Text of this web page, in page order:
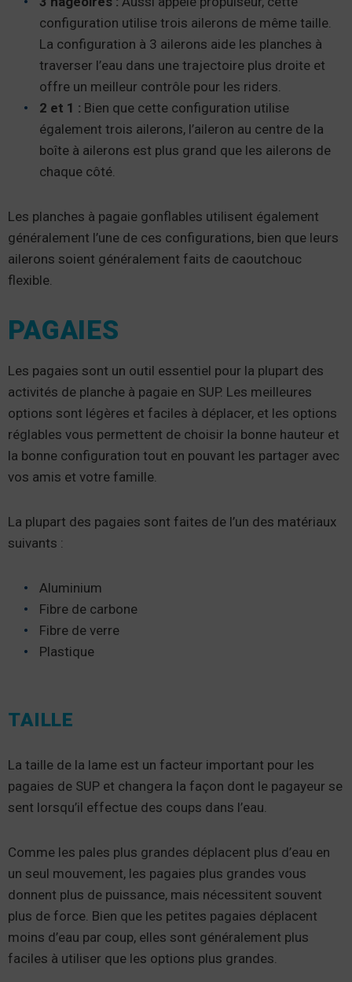
configuration utilise trois ailerons de même taille.
La configuration à 3 ailerons aide les planches à
traverser l’eau dans une trajectoire plus droite et
offre un meilleur contrôle pour les riders.
2 et 1 : Bien que cette configuration utilise
également trois ailerons, l’aileron au centre de la
boîte à ailerons est plus grand que les ailerons de
chaque côté.
Les planches à pagaie gonflables utilisent également
généralement l’une de ces configurations, bien que leurs
ailerons soient généralement faits de caoutchouc
flexible.
PAGAIES
Les pagaies sont un outil essentiel pour la plupart des
activités de planche à pagaie en SUP. Les meilleures
options sont légères et faciles à déplacer, et les options
réglables vous permettent de choisir la bonne hauteur et
la bonne configuration tout en pouvant les partager avec
vos amis et votre famille.
La plupart des pagaies sont faites de l’un des matériaux
suivants :
Aluminium
Fibre de carbone
Fibre de verre
Plastique
TAILLE
La taille de la lame est un facteur important pour les
pagaies de SUP et changera la façon dont le pagayeur se
sent lorsqu’il effectue des coups dans l’eau.
Comme les pales plus grandes déplacent plus d’eau en
un seul mouvement, les pagaies plus grandes vous
donnent plus de puissance, mais nécessitent souvent
plus de force. Bien que les petites pagaies déplacent
moins d’eau par coup, elles sont généralement plus
faciles à utiliser que les options plus grandes.